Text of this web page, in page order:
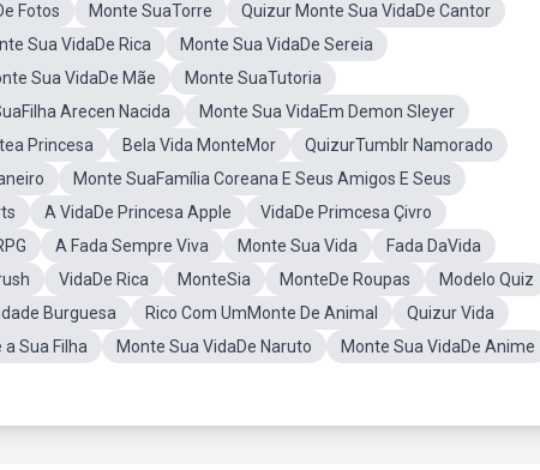
Fotos Monte SuaTorre
Quizur Monte Sua VidaDe Cantor
Sua VidaDe Rica
Monte Sua VidaDe Sereia
Sua VidaDe Mãe
Monte SuaTutoria
Arecen Nacida
Monte Sua VidaEm Demon Sleyer
Princesa Bela Vida MonteMor
QuizurTumblr Namorado
Monte SuaFamília Coreana E Seus Amigos E Seus
A VidaDe Princesa Apple
VidaDe Primcesa Çivro
A Fada Sempre Viva Monte Sua Vida
Fada DaVida
VidaDe Rica MonteSia MonteDe Roupas
Modelo Quiz
Burguesa Rico Com UmMonte De Animal
Quizur Vida
Sua Filha Monte Sua VidaDe Naruto
Monte Sua VidaDe Anime